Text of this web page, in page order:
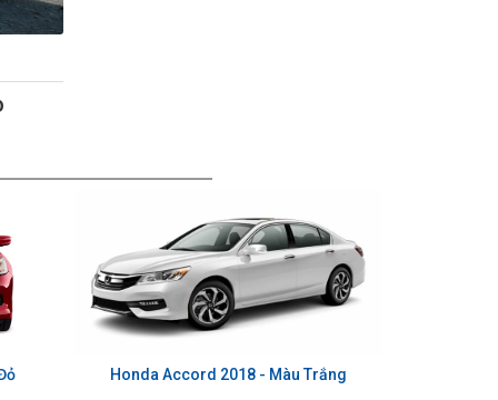
Honda Accord 2018 - Màu Trắng